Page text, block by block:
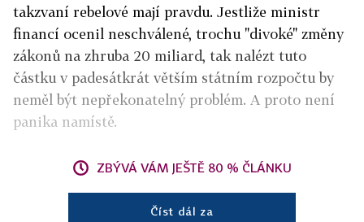
takzvaní rebelové mají pravdu. Jestliže ministr
financí ocenil neschválené, trochu "divoké" změny
zákonů na zhruba 20 miliard, tak nalézt tuto
částku v padesátkrát větším státním rozpočtu by
neměl být nepřekonatelný problém. A proto není
panika namístě.
ZBÝVÁ VÁM JEŠTĚ 80 % ČLÁNKU
Číst dál za